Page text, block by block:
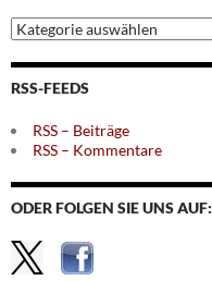
Archiv
nach
Themen
RSS-FEEDS
RSS – Beiträge
RSS – Kommentare
ODER FOLGEN SIE UNS AUF: